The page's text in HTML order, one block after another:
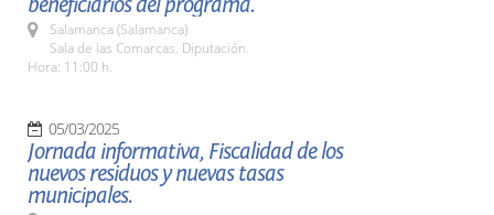
Salamanca (Salamanca)
Sala de las Comarcas. Diputación.
Hora: 11:00 h.
05/03/2025
Jornada informativa, Fiscalidad de los
nuevos residuos y nuevas tasas
municipales.